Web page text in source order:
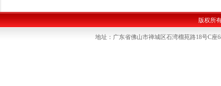
版权所
地址：广东省佛山市禅城区石湾榴苑路18号